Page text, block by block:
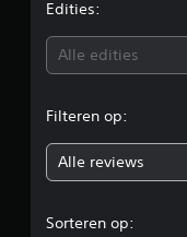
Edities:
Alle edities
Filteren op:
Alle reviews
Sorteren op: